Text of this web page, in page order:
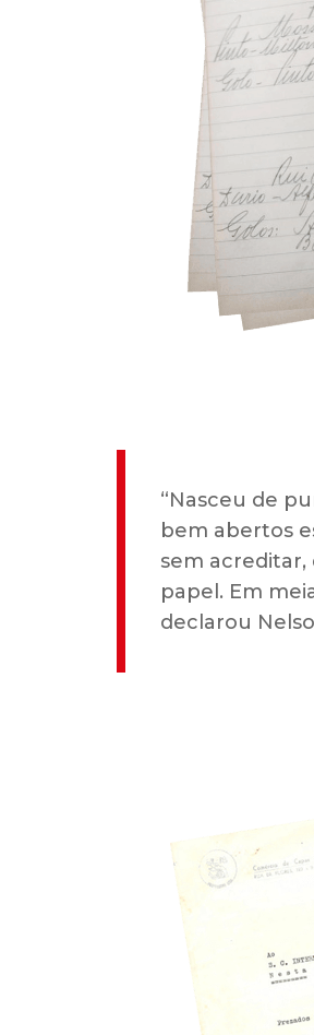
“Nasceu de
bem abertos
sem acreditar,
papel. Em
declarou